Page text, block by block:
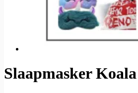
Slaapmasker